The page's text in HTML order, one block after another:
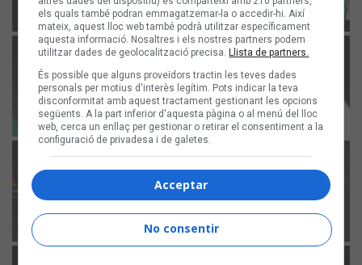
els quals també podran emmagatzemar-la o accedir-hi. Així
mateix, aquest lloc web també podrà utilitzar específicament
aquesta informació. Nosaltres i els nostres partners podem
utilitzar dades de geolocalització precisa. Llista de partners.
És possible que alguns proveïdors tractin les teves dades
personals per motius d'interès legítim. Pots indicar la teva
disconformitat amb aquest tractament gestionant les opcions
següents. A la part inferior d'aquesta pàgina o al menú del lloc
web, cerca un enllaç per gestionar o retirar el consentiment a la
configuració de privadesa i de galetes.
Acceptar
No consentir